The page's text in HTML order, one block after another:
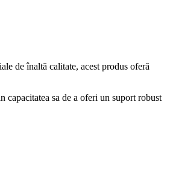
de înaltă calitate, acest produs oferă
sa de a oferi un suport robust